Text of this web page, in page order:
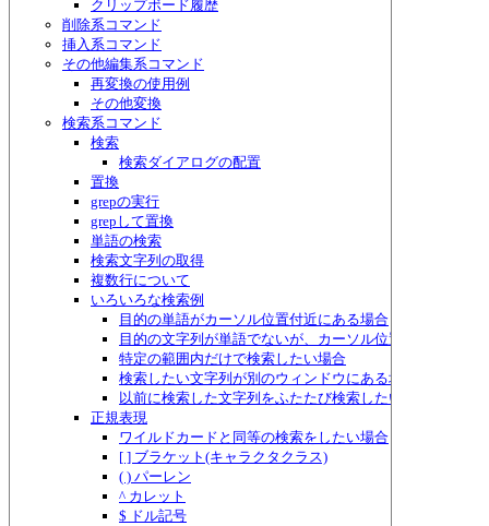
クリップボード履歴
削除系コマンド
挿入系コマンド
その他編集系コマンド
再変換の使用例
その他変換
検索系コマンド
検索
検索ダイアログの配置
置換
grepの実行
grepして置換
単語の検索
検索文字列の取得
複数行について
いろいろな検索例
目的の単語がカーソル位置付近にある場合
目的の文字列が単語でないが、カーソル位置付近にある
特定の範囲内だけで検索したい場合
検索したい文字列が別のウィンドウにある場合
以前に検索した文字列をふたたび検索したい場合
正規表現
ワイルドカードと同等の検索をしたい場合
[ ] ブラケット(キャラクタクラス)
( ) パーレン
^ カレット
$ ドル記号